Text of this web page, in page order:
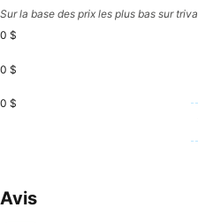
Sur la base des prix les plus bas sur
0 $
0 $
0 $
Avis